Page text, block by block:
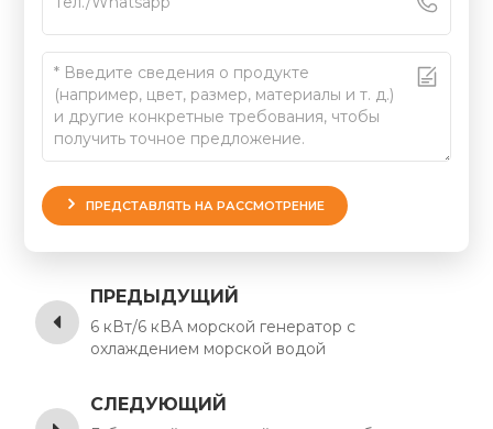
ПРЕДСТАВЛЯТЬ НА РАССМОТРЕНИЕ
ПРЕДЫДУЩИЙ
6 кВт/6 кВА морской генератор с
охлаждением морской водой
СЛЕДУЮЩИЙ